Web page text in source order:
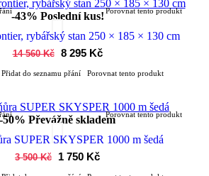
-43% Poslední kus! Porovnat tento produkt
rybářský stan 250 × 185 × 130 cm
14 560 Kč
8 295 Kč
Přidat do seznamu přání Porovnat tento produkt
-50% Převážně sklademPorovnat tento produkt
SUPER SKYSPER 1000 m šedá
3 500 Kč
1 750 Kč